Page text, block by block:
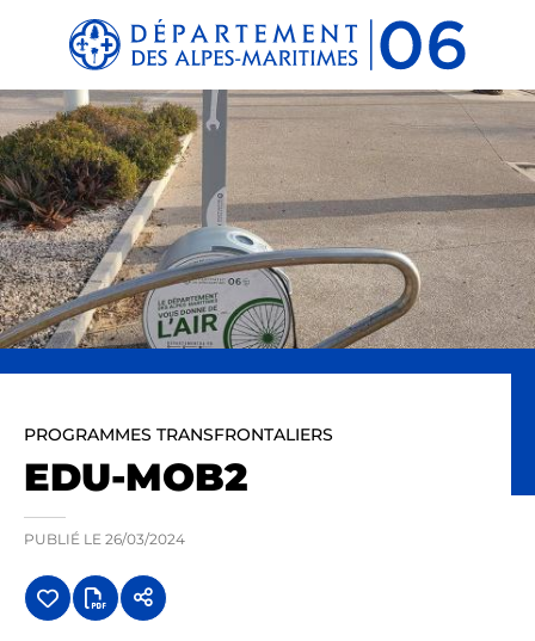
Panneau de gestion des cookies
PROGRAMMES TRANSFRONTALIERS
EDU-MOB2
PUBLIÉ LE 26/03/2024